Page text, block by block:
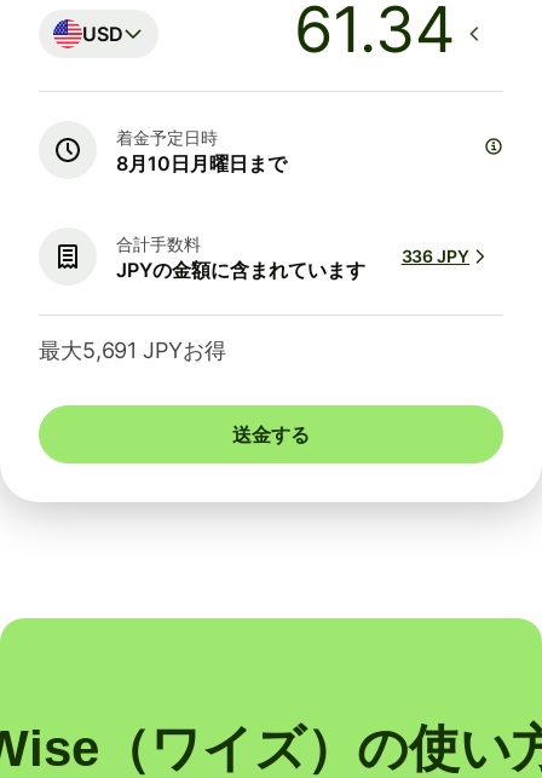
USD
着金予定日時
8月10日月曜日まで
合計手数料
JPYの金額に含まれています
336 JPY
最大5,691 JPYお得
送金する
（ワイズ）の使い